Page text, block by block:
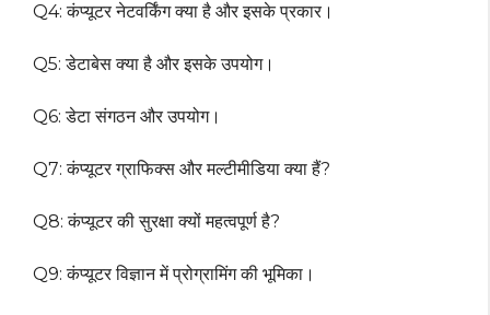
Q4: कंप्यूटर नेटवर्किंग क्या है और इसके प्रकार।
Q5: डेटाबेस क्या है और इसके उपयोग।
Q6: डेटा संगठन और उपयोग।
Q7: कंप्यूटर ग्राफिक्स और मल्टीमीडिया क्या हैं?
Q8: कंप्यूटर की सुरक्षा क्यों महत्वपूर्ण है?
Q9: कंप्यूटर विज्ञान में प्रोग्रामिंग की भूमिका।